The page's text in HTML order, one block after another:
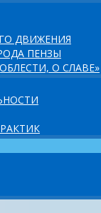
ДВИЖЕНИЯ
ПЕНЗЫ
О СЛАВЕ»